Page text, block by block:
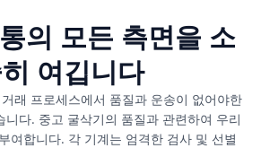
의 모든 측면을 소
여깁니다
래 프로세스에서 품질과 운송이 없어야한
니다. 중고 굴삭기의 품질과 관련하여 우리
여합니다. 각 기계는 엄격한 검사 및 선별